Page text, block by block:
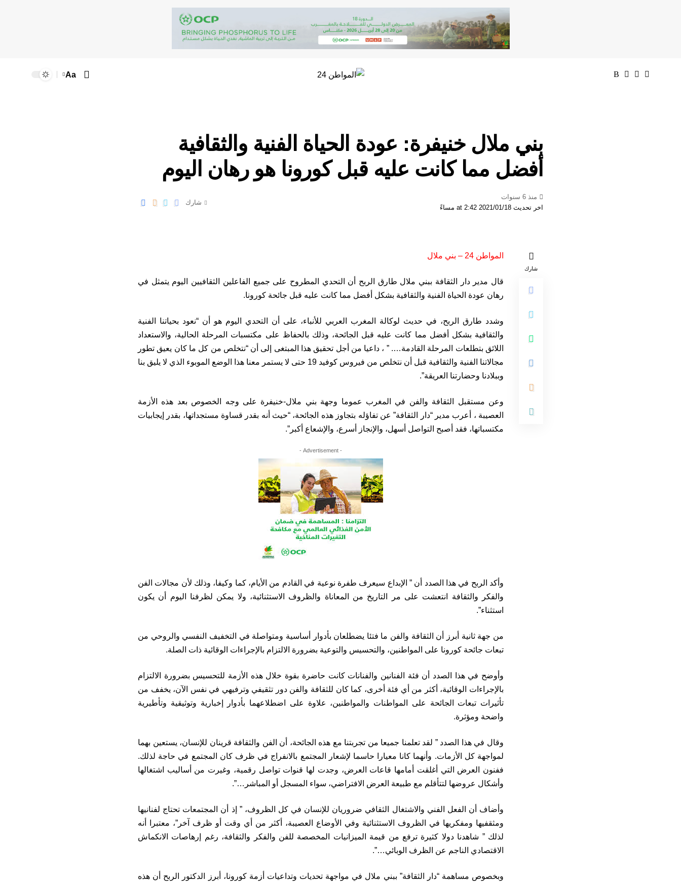
Aa
بني ملال خنيفرة: عودة الحياة الفنية والثقافية
أفضل مما كانت عليه قبل كورونا هو رهان اليوم
اخر تحديث 2021/01/18 at 2:42 مساءً
منذ 6 سنوات
شارك
شارك
المواطن 24 – بني ملال
قال مدير دار الثقافة ببني ملال طارق الربح أن التحدي المطروح على جميع الفاعلين الثقافيين اليوم يتمثل في
رهان عودة الحياة الفنية والثقافية بشكل أفضل مما كانت عليه قبل جائحة كورونا.
وشدد طارق الربح، في حديث لوكالة المغرب العربي للأنباء، على أن التحدي اليوم هو أن “نعود بحياتنا الفنية
والثقافية بشكل أفضل مما كانت عليه قبل الجائحة، وذلك بالحفاظ على مكتسبات المرحلة الحالية، والاستعداد
اللائق بتطلعات المرحلة القادمة…. ” ، داعيا من أجل تحقيق هذا المبتغى إلى أن “نتخلص من كل ما كان يعيق تطور
مجالاتنا الفنية والثقافية قبل أن نتخلص من فيروس كوفيد 19 حتى لا يستمر معنا هذا الوضع الموبوء الذي لا يليق بنا
وببلادنا وحضارتنا العريقة”.
وعن مستقبل الثقافة والفن في المغرب عموما وجهة بني ملال-خنيفرة على وجه الخصوص بعد هذه الأزمة
العصيبة ، أعرب مدير “دار الثقافة” عن تفاؤله بتجاوز هذه الجائحة، “حيث أنه بقدر قساوة مستجداتها، بقدر إيجابيات
مكتسباتها، فقد أصبح التواصل أسهل، والإنجاز أسرع، والإشعاع أكبر”.
- Advertisement -
وأكد الربح في هذا الصدد أن ” الإبداع سيعرف طفرة نوعية في القادم من الأيام، كما وكيفا، وذلك لأن مجالات الفن
والفكر والثقافة انتعشت على مر التاريخ من المعاناة والظروف الاستثنائية، ولا يمكن لظرفنا اليوم أن يكون
استثناء”.
من جهة ثانية أبرز أن الثقافة والفن ما فتئا يضطلعان بأدوار أساسية ومتواصلة في التخفيف النفسي والروحي من
تبعات جائحة كورونا على المواطنين، والتحسيس والتوعية بضرورة الالتزام بالإجراءات الوقائية ذات الصلة.
وأوضح في هذا الصدد أن فئة الفنانين والفنانات كانت حاضرة بقوة خلال هذه الأزمة للتحسيس بضرورة الالتزام
بالإجراءات الوقائية، أكثر من أي فئة أخرى، كما كان للثقافة والفن دور تثقيفي وترفيهي في نفس الآن، يخفف من
تأثيرات تبعات الجائحة على المواطنات والمواطنين، علاوة على اضطلاعهما بأدوار إخبارية وتوثيقية وتأطيرية
واضحة ومؤثرة.
وقال في هذا الصدد ” لقد تعلمنا جميعا من تجربتنا مع هذه الجائحة، أن الفن والثقافة قرينان للإنسان، يستعين بهما
لمواجهة كل الأزمات. وأنهما كانا معيارا حاسما لإشعار المجتمع بالانفراج في ظرف كان المجتمع في حاجة لذلك.
ففنون العرض التي أغلقت أمامها قاعات العرض، وجدت لها قنوات تواصل رقمية، وغيرت من أساليب اشتغالها
وأشكال عروضها لتتأقلم مع طبيعة العرض الافتراضي، سواء المسجل أو المباشر…”.
وأضاف أن الفعل الفني والاشتغال الثقافي ضروريان للإنسان في كل الظروف، ” إذ أن المجتمعات تحتاج لفنانيها
ومثقفيها ومفكريها في الظروف الاستثنائية وفي الأوضاع العصيبة، أكثر من أي وقت أو ظرف آخر”، معتبرا أنه
لذلك ” شاهدنا دولا كثيرة ترفع من قيمة الميزانيات المخصصة للفن والفكر والثقافة، رغم إرهاصات الانكماش
الاقتصادي الناجم عن الظرف الوبائي…”.
وبخصوص مساهمة “دار الثقافة” ببني ملال في مواجهة تحديات وتداعيات أزمة كورونا، أبرز الدكتور الربح أن هذه